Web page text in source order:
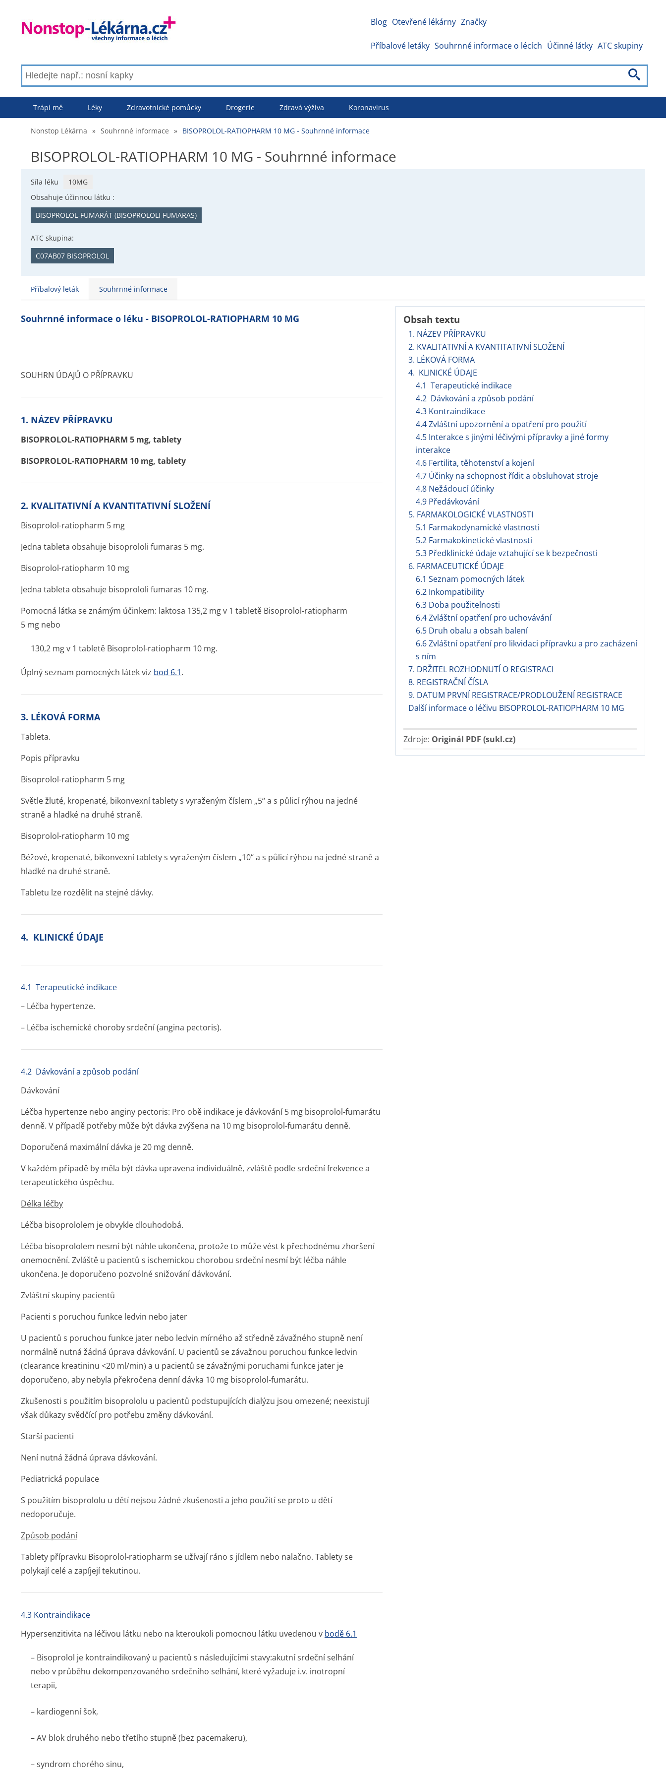
Blog Otevřené lékárny Značky
Příbalové letáky Souhrnné informace o lécích Účinné látky ATC skupiny
Trápí mě Léky Zdravotnické pomůcky Drogerie Zdravá výživa Koronavirus
Nonstop Lékárna » Souhrnné informace » BISOPROLOL-RATIOPHARM 10 MG - Souhrnné informace
BISOPROLOL-RATIOPHARM 10 MG - Souhrnné informace
Síla léku
10MG
Obsahuje účinnou látku :
BISOPROLOL-FUMARÁT (BISOPROLOLI FUMARAS)
ATC skupina:
C07AB07 BISOPROLOL
Příbalový leták Souhrnné informace
Obsah textu
1. NÁZEV PŘÍPRAVKU
2. KVALITATIVNÍ A KVANTITATIVNÍ SLOŽENÍ
3. LÉKOVÁ FORMA
4. KLINICKÉ ÚDAJE
4.1 Terapeutické indikace
4.2 Dávkování a způsob podání
4.3 Kontraindikace
4.4 Zvláštní upozornění a opatření pro použití
4.5 Interakce s jinými léčivými přípravky a jiné formy
interakce
4.6 Fertilita, těhotenství a kojení
4.7 Účinky na schopnost řídit a obsluhovat stroje
4.8 Nežádoucí účinky
4.9 Předávkování
5. FARMAKOLOGICKÉ VLASTNOSTI
5.1 Farmakodynamické vlastnosti
5.2 Farmakokinetické vlastnosti
5.3 Předklinické údaje vztahující se k bezpečnosti
6. FARMACEUTICKÉ ÚDAJE
6.1 Seznam pomocných látek
6.2 Inkompatibility
6.3 Doba použitelnosti
6.4 Zvláštní opatření pro uchovávání
6.5 Druh obalu a obsah balení
6.6 Zvláštní opatření pro likvidaci přípravku a pro zacházení
s ním
7. DRŽITEL ROZHODNUTÍ O REGISTRACI
8. REGISTRAČNÍ ČÍSLA
9. DATUM PRVNÍ REGISTRACE/PRODLOUŽENÍ REGISTRACE
Další informace o léčivu BISOPROLOL-RATIOPHARM 10 MG
Zdroje: Originál PDF (sukl.cz)
Souhrnné informace o léku - BISOPROLOL-RATIOPHARM 10 MG
SOUHRN ÚDAJŮ O PŘÍPRAVKU
1. NÁZEV PŘÍPRAVKU
BISOPROLOL-RATIOPHARM 5 mg, tablety
BISOPROLOL-RATIOPHARM 10 mg, tablety
2. KVALITATIVNÍ A KVANTITATIVNÍ SLOŽENÍ
Bisoprolol-ratiopharm 5 mg
Jedna tableta obsahuje bisoprololi fumaras 5 mg.
Bisoprolol-ratiopharm 10 mg
Jedna tableta obsahuje bisoprololi fumaras 10 mg.
Pomocná látka se známým účinkem: laktosa 135,2 mg v 1 tabletě Bisoprolol-ratiopharm
5 mg nebo
130,2 mg v 1 tabletě Bisoprolol-ratiopharm 10 mg.
Úplný seznam pomocných látek viz bod 6.1.
3. LÉKOVÁ FORMA
Tableta.
Popis přípravku
Bisoprolol-ratiopharm 5 mg
Světle žluté, kropenaté, bikonvexní tablety s vyraženým číslem „5“ a s půlicí rýhou na jedné
straně a hladké na druhé straně.
Bisoprolol-ratiopharm 10 mg
Béžové, kropenaté, bikonvexní tablety s vyraženým číslem „10“ a s půlicí rýhou na jedné straně a
hladké na druhé straně.
Tabletu lze rozdělit na stejné dávky.
4. KLINICKÉ ÚDAJE
4.1 Terapeutické indikace
– Léčba hypertenze.
– Léčba ischemické choroby srdeční (angina pectoris).
4.2 Dávkování a způsob podání
Dávkování
Léčba hypertenze nebo anginy pectoris: Pro obě indikace je dávkování 5 mg bisoprolol-fumarátu
denně. V případě potřeby může být dávka zvýšena na 10 mg bisoprolol-fumarátu denně.
Doporučená maximální dávka je 20 mg denně.
V každém případě by měla být dávka upravena individuálně, zvláště podle srdeční frekvence a
terapeutického úspěchu.
Délka léčby
Léčba bisoprololem je obvykle dlouhodobá.
Léčba bisoprololem nesmí být náhle ukončena, protože to může vést k přechodnému zhoršení
onemocnění. Zvláště u pacientů s ischemickou chorobou srdeční nesmí být léčba náhle
ukončena. Je doporučeno pozvolné snižování dávkování.
Zvláštní skupiny pacientů
Pacienti s poruchou funkce ledvin nebo jater
U pacientů s poruchou funkce jater nebo ledvin mírného až středně závažného stupně není
normálně nutná žádná úprava dávkování. U pacientů se závažnou poruchou funkce ledvin
(clearance kreatininu <20 ml/min) a u pacientů se závažnými poruchami funkce jater je
doporučeno, aby nebyla překročena denní dávka 10 mg bisoprolol-fumarátu.
Zkušenosti s použitím bisoprololu u pacientů podstupujících dialýzu jsou omezené; neexistují
však důkazy svědčící pro potřebu změny dávkování.
Starší pacienti
Není nutná žádná úprava dávkování.
Pediatrická populace
S použitím bisoprololu u dětí nejsou žádné zkušenosti a jeho použití se proto u dětí
nedoporučuje.
Způsob podání
Tablety přípravku Bisoprolol-ratiopharm se užívají ráno s jídlem nebo nalačno. Tablety se
polykají celé a zapíjejí tekutinou.
4.3 Kontraindikace
Hypersenzitivita na léčivou látku nebo na kteroukoli pomocnou látku uvedenou v bodě 6.1
– Bisoprolol je kontraindikovaný u pacientů s následujícími stavy:akutní srdeční selhání
nebo v průběhu dekompenzovaného srdečního selhání, které vyžaduje i.v. inotropní
terapii,
– kardiogenní šok,
– AV blok druhého nebo třetího stupně (bez pacemakeru),
– syndrom chorého sinu,